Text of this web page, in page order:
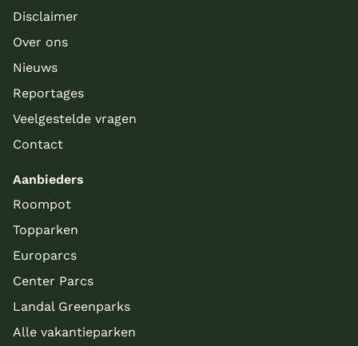
Disclaimer
Over ons
Nieuws
Reportages
Veelgestelde vragen
Contact
Aanbieders
Roompot
Topparken
Europarcs
Center Parcs
Landal Greenparks
Alle vakantieparken